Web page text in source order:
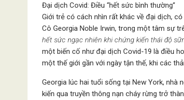
Đại dịch Covid: Điều “hết sức bình thường”
Giới trẻ có cách nhìn rất khác về đại dịch,
Cô Georgia Noble Irwin, trong một tâm sự
hết sức ngạc nhiên khi chứng kiến thái độ
một biến cố như đại dịch Covid-19 là điều
một thế giới gần với ngày tận thế, khi các
Georgia lúc hai tuổi sống tại New York, nhà
kiến qua truyền thông nạn cháy rừng trở